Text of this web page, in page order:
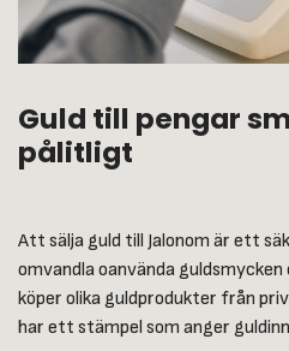
Guld till pengar
pålitligt
Att sälja guld till Jalonom är ett
omvandla oanvända
köper olika guldprodukter från
har ett stämpel som anger